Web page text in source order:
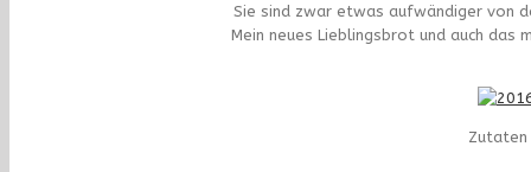
Sie sind zwar etwas aufwändiger von
Mein neues Lieblingsbrot und auch das